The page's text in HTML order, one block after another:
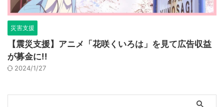
災害支援
【震災支援】アニメ「花咲くいろは」を見て広告収益
が募金に!!
2024/1/27